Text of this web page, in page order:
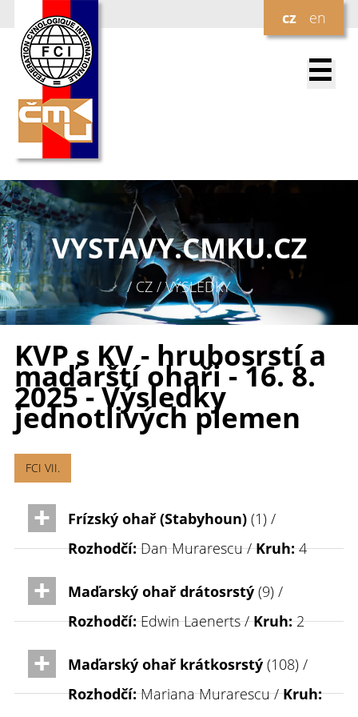
cz en
☰
VYSTAVY.CMKU.CZ
/ CZ / VÝSLEDKY
KVP s KV - hrubosrstí a
maďarští ohaři - 16. 8.
2025 - Výsledky
jednotlivých plemen
FCI VII.
Frízský ohař (Stabyhoun) (1) /
Rozhodčí:Dan Murarescu /Kruh:4
Maďarský ohař drátosrstý (9) /
Rozhodčí:Edwin Laenerts /Kruh:2
Maďarský ohař krátkosrstý (108) /
Rozhodčí:Mariana Murarescu /Kruh: